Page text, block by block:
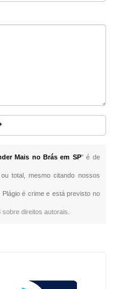
Mais no Brás em SP" é de
total, mesmo citando nossos
é crime e está previsto no
sobre direitos autorais